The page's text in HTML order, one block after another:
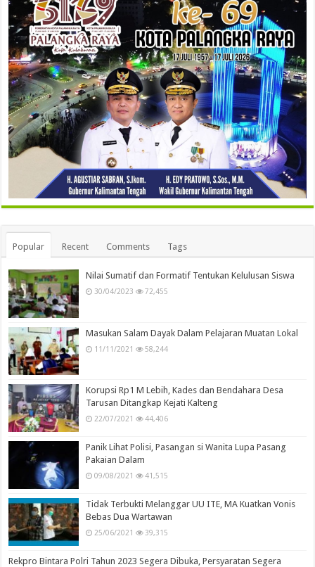
Popular Recent Comments Tags
Nilai Sumatif dan Formatif Tentukan Kelulusan Siswa
30/04/2023 72,455
Masukan Salam Dayak Dalam Pelajaran Muatan Lokal
11/11/2021 58,244
Korupsi Rp1 M Lebih, Kades dan Bendahara Desa
Tarusan Ditangkap Kejati Kalteng
22/07/2021 44,406
Panik Lihat Polisi, Pasangan si Wanita Lupa Pasang
Pakaian Dalam
09/08/2021 41,515
Tidak Terbukti Melanggar UU ITE, MA Kuatkan Vonis
Bebas Dua Wartawan
25/06/2021 39,315
Rekpro Bintara Polri Tahun 2023 Segera Dibuka, Persyaratan Segera